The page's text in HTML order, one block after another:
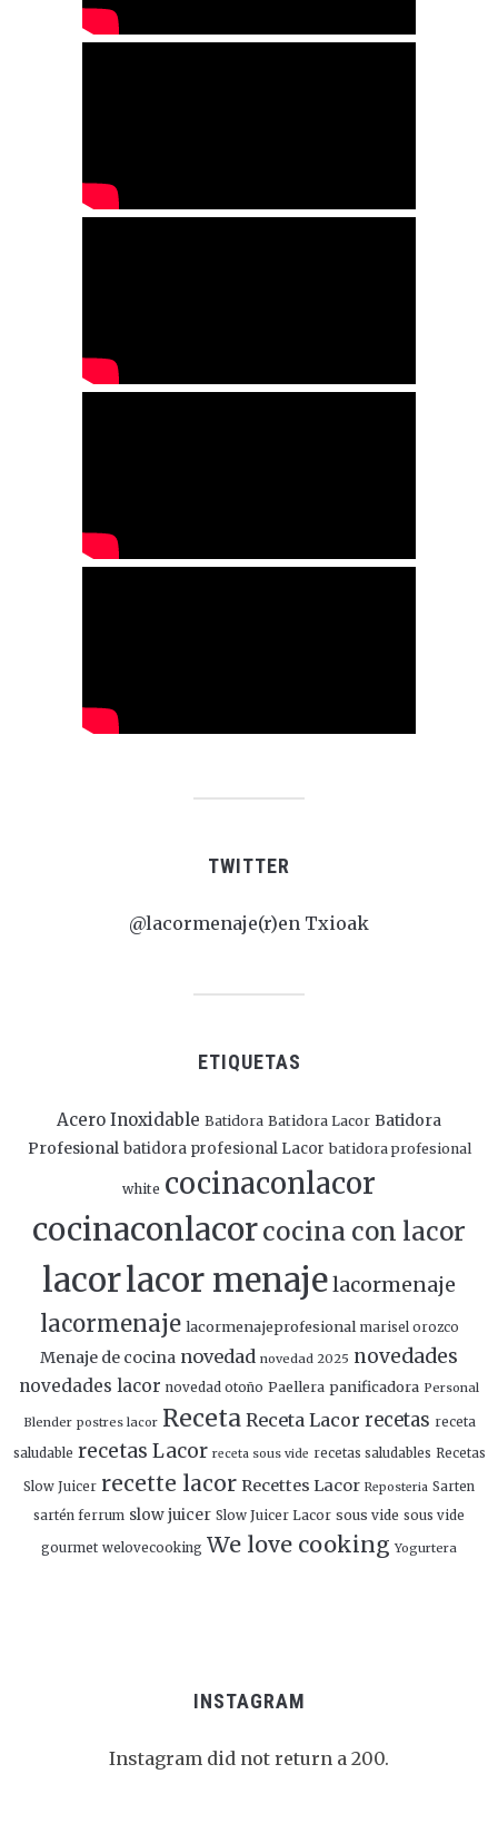
TWITTER
@lacormenaje(r)en Txioak
ETIQUETAS
Acero Inoxidable Batidora Batidora Lacor Batidora
Profesional batidora profesional Lacor batidora profesional
white cocinaconlacor
cocinaconlacorcocina con lacor
lacorlacor menajelacormenaje
lacormenaje lacormenajeprofesional marisel orozco
Menaje de cocina novedad novedad 2025 novedades
novedades lacor novedad otoño Paellera panificadora Personal
Blender postres lacor Receta Receta Lacor recetas receta
saludable recetas Lacor receta sous vide recetas saludables Recetas
Slow Juicer recette lacor Recettes Lacor Reposteria Sarten
sartén ferrum slow juicer Slow Juicer Lacor sous vide sous vide
gourmet welovecooking We love cooking Yogurtera
INSTAGRAM
Instagram did not return a 200.